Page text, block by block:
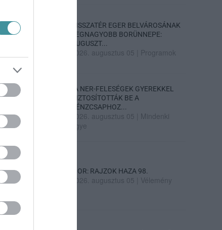
VISSZATÉR EGER BELVÁROSÁNAK
LEGNAGYOBB BORÜNNEPE:
AUGUSZT...
2026. augusztus 05 Programok
„A NER-FELESÉGEK GYEREKKEL
BIZTOSÍTOTTÁK BE A
PÉNZCSAPHOZ...
2026. augusztus 05
Mindenki
ügye
SIOR: RAJZOK HAZA 98.
2026. augusztus 05 Vélemény